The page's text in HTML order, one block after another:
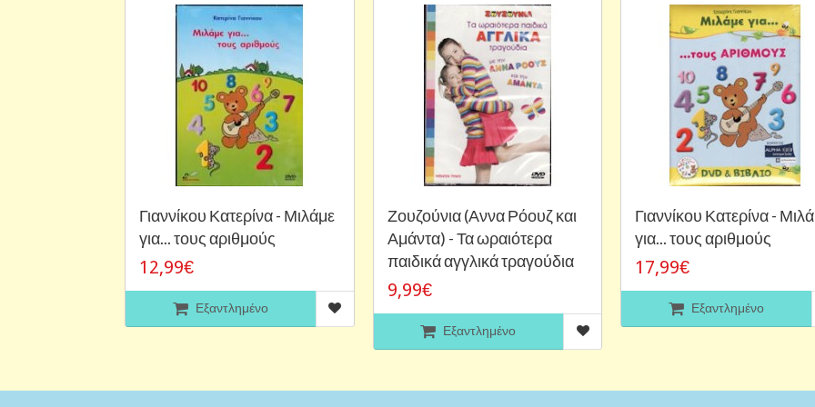
Γιαννίκου Κατερίνα - Μιλάμε
για... τους αριθμούς
12,99€
Εξαντλημένο
Ζουζούνια (Αννα Ρόουζ και
Αμάντα) - Τα ωραιότερα
παιδικά αγγλικά τραγούδια
9,99€
Εξαντλημένο
Γιαννίκου Κατερίνα -
για... τους αριθμούς
17,99€
Εξαντλημένο